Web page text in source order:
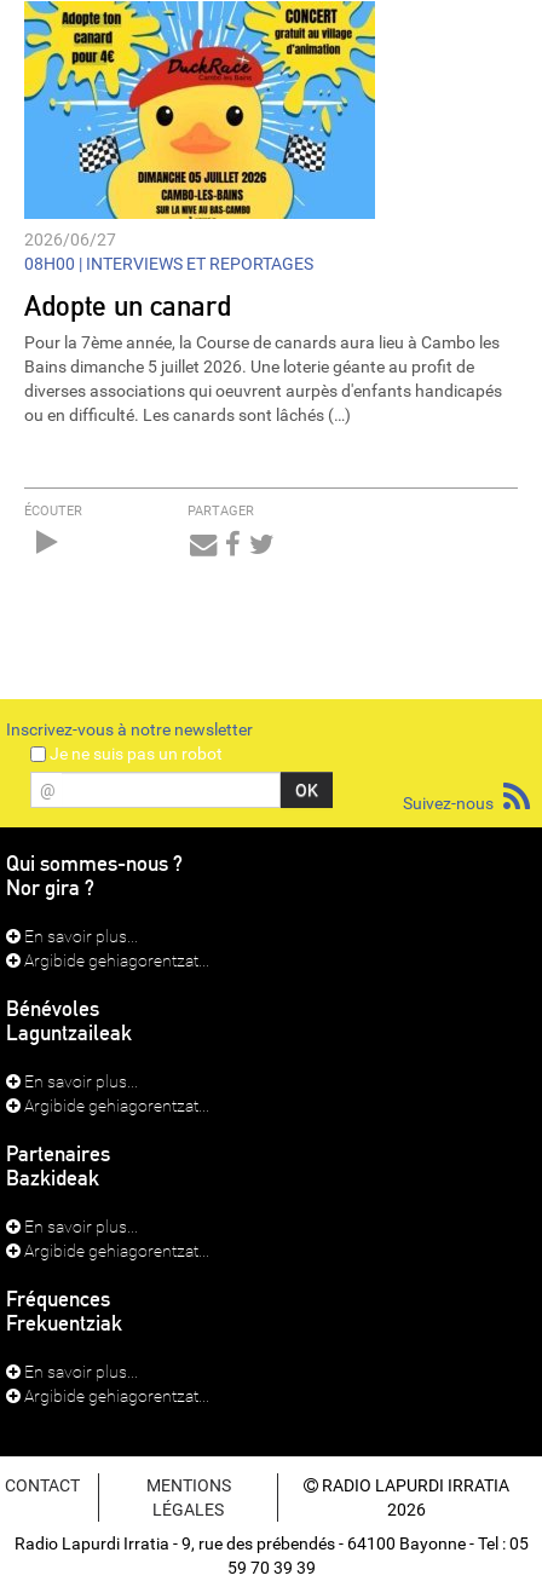
2026/06/27
08H00 | INTERVIEWS ET REPORTAGES
Adopte un canard
Pour la 7ème année, la Course de canards aura lieu à Cambo les
Bains dimanche 5 juillet 2026. Une loterie géante au profit de
diverses associations qui oeuvrent aurpès d'enfants handicapés
ou en difficulté. Les canards sont lâchés (…)
ÉCOUTER PARTAGER
Inscrivez-vous à notre newsletter
Je ne suis pas un robot
@
Suivez-nous
Qui sommes-nous ?
Nor gira ?
En savoir plus...
Argibide gehiagorentzat...
Bénévoles
Laguntzaileak
En savoir plus...
Argibide gehiagorentzat...
Partenaires
Bazkideak
En savoir plus...
Argibide gehiagorentzat...
Fréquences
Frekuentziak
En savoir plus...
Argibide gehiagorentzat...
CONTACT
MENTIONS
LÉGALES
RADIO LAPURDI IRRATIA
2026
Radio Lapurdi Irratia - 9, rue des prébendés - 64100 Bayonne - Tel : 05
59 70 39 39